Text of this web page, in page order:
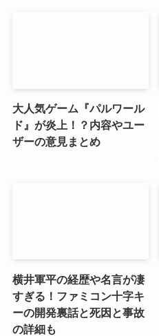
大人気ゲーム『パルワール
ド』が炎上！？内容やユー
ザーの意見まとめ
横井軍平の経歴や名言が凄
すぎる！ファミコン十字キ
ーの開発裏話と死因と事故
の詳細も